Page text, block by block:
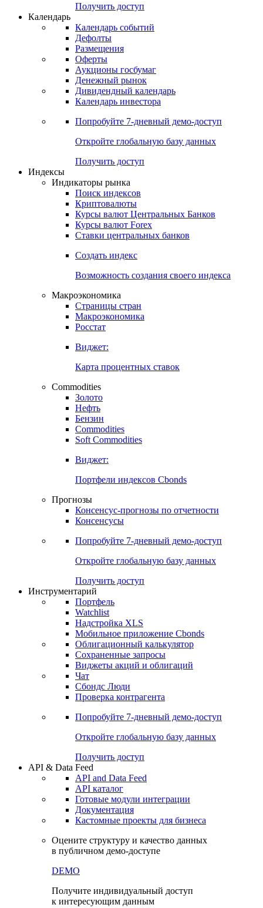
Получить доступ
Календарь
Календарь событий
Дефолты
Размещения
Оферты
Аукционы госбумаг
Денежный рынок
Дивидендный календарь
Календарь инвестора
Попробуйте 7-дневный демо-доступ
Откройте глобальную базу данных
Получить доступ
Индексы
Индикаторы рынка
Поиск индексов
Криптовалюты
Курсы валют Центральных Банков
Курсы валют Forex
Ставки центральных банков
Создать индекс
Возможность создания своего индекса
Макроэкономика
Страницы стран
Макроэкономика
Росстат
Виджет:
Карта процентных ставок
Commodities
Золото
Нефть
Бензин
Commodities
Soft Commodities
Виджет:
Портфели индексов Cbonds
Прогнозы
Консенсус-прогнозы по отчетности
Консенсусы
Попробуйте 7-дневный демо-доступ
Откройте глобальную базу данных
Получить доступ
Инструментарий
Портфель
Watchlist
Надстройка XLS
Мобильное приложение Cbonds
Облигационный калькулятор
Сохраненные запросы
Виджеты акций и облигаций
Чат
Сбондс Люди
Проверка контрагента
Попробуйте 7-дневный демо-доступ
Откройте глобальную базу данных
Получить доступ
API & Data Feed
API and Data Feed
API каталог
Готовые модули интеграции
Документация
Кастомные проекты для бизнеса
Оцените структуру и качество данных
в публичном демо-доступе
DEMO
Получите индивидуальный доступ
к интересующим данным